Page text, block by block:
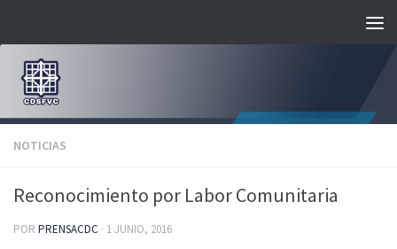
NOTICIAS
Reconocimiento por Labor Comunitaria
POR PRENSACDC · 1 JUNIO, 2016